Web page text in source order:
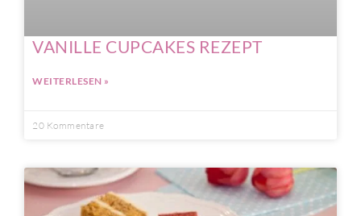
VANILLE CUPCAKES REZEPT
WEITERLESEN »
20 Kommentare